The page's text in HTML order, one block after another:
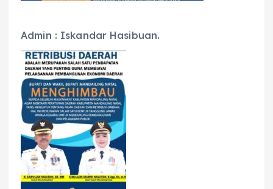
Admin : Iskandar Hasibuan.